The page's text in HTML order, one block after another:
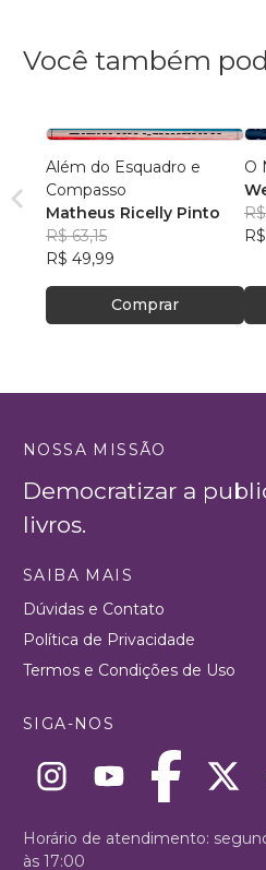
Você também
Além do Esquadro e
Compasso
Matheus Ricelly Pinto
R$ 63,15
R$ 49,99
Comprar
O
NOSSA MISSÃO
Democratizar a
livros.
SAIBA MAIS
Dúvidas e Contato
Política de Privacidade
Termos e Condições de Uso
SIGA-NOS
Horário de atendimento:
às 17:00